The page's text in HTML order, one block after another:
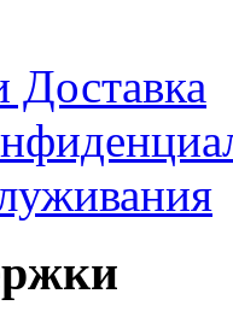
Доставка